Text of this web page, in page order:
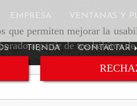
que permiten mejorar la
a partir de tus hábitos
EMPRESA VENTANAS Y
TIENDA CONTACTAR